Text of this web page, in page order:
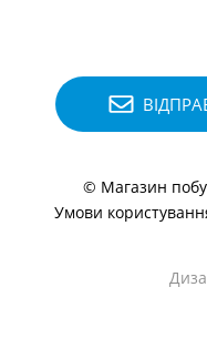
© Магазин
Умови